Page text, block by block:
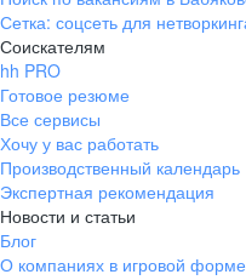
Сетка: соцсеть для
Соискателям
hh PRO
Готовое резюме
Все сервисы
Хочу у вас работать
Производственный календарь
Экспертная рекомендация
Новости и статьи
Блог
О компаниях в игровой форме